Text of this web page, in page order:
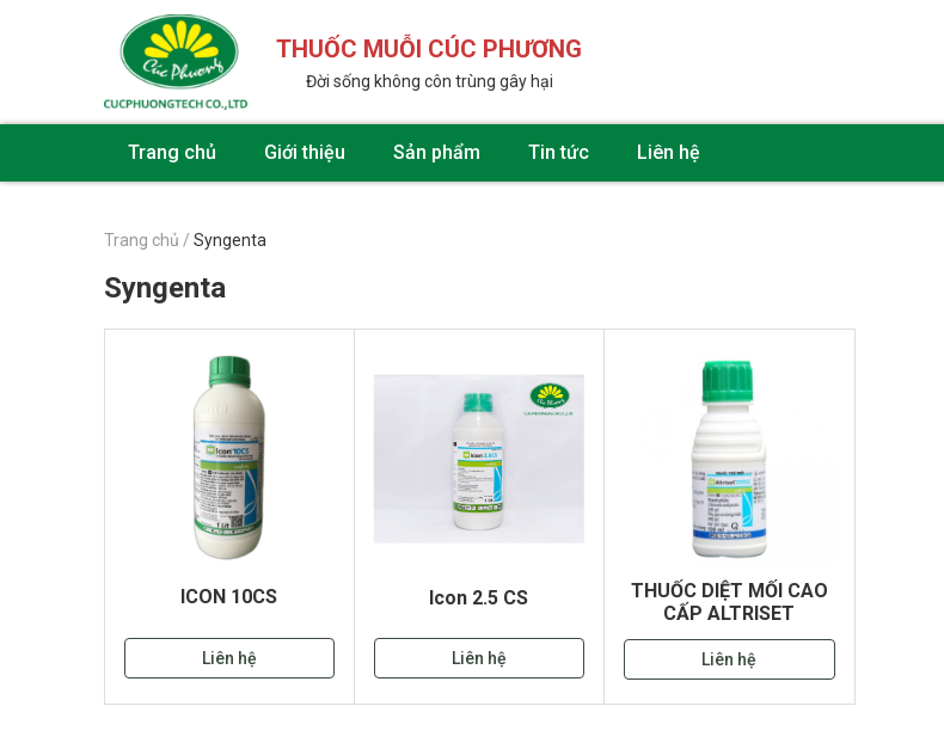
THUỐC MUỖI CÚC PHƯƠNG
Đời sống không côn trùng gây hại
Trang chủ Giới thiệu Sản phẩm Tin tức Liên hệ
Trang chủ / Syngenta
Syngenta
ICON 10CS
Liên hệ
Icon 2.5 CS
Liên hệ
THUỐC DIỆT MỐI CAO
CẤP ALTRISET
Liên hệ